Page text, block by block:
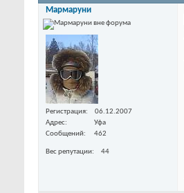
Мармаруни
Регистрация
06.12.2007
Адрес
Уфа
Сообщений
462
Вес репутации 44